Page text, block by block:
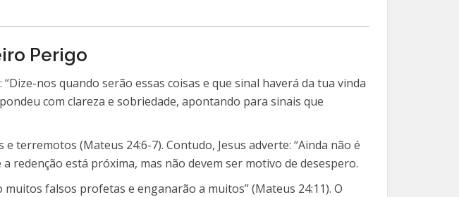
Perigo
nos quando serão essas coisas e que sinal haverá da tua vinda
com clareza e sobriedade, apontando para sinais que
terremotos (Mateus 24:6-7). Contudo, Jesus adverte: “Ainda não é
redenção está próxima, mas não devem ser motivo de desespero.
falsos profetas e enganarão a muitos” (Mateus 24:11). O